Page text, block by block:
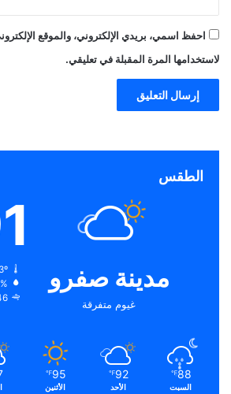
احفظ اسمي، بريدي الإلكتروني، والموقع
لاستخدامها المرة المقبلة في تعليقي.
الطقس
مدينة صفرو
غيوم متفرقة
91º - 83º
6.46
88
℉
السبت
92
℉
الأحد
95
℉
الأثنين